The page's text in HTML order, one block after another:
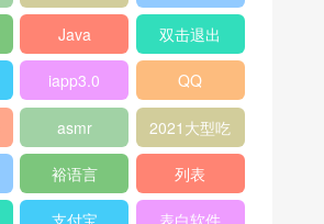
程
Java 双击退出
iapp3.0 QQ
asmr
2021大型吃
瓜现场
裕语言 列表